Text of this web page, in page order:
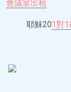
會議室出租
耶穌201對1